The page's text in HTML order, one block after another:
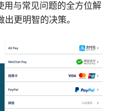
用与常见问题的全方位解
更明智的决策。